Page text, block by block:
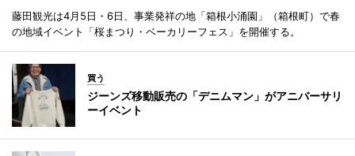
藤田観光は4月5日・6日、事業発祥の地「箱根小涌園」（箱根町）で春
の地域イベント「桜まつり・ベーカリーフェス」を開催する。
買う
ジーンズ移動販売の「デニムマン」がアニバーサリ
ーイベント